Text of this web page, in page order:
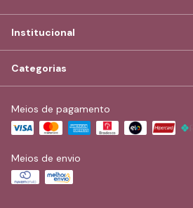
Institucional
Categorias
Meios de pagamento
Meios de envio